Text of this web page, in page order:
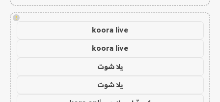
!
koora live
koora live
يلا شوت
يلا شوت